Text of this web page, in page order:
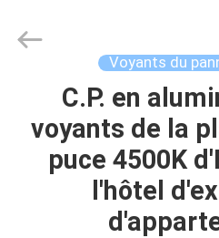
MAISON
PRODUITS
Ming
Feng
Voyants du
C.P. en
voyants de la
puce 4500K
l'hôtel